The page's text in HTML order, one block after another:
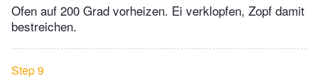
Ofen auf 200 Grad vorheizen. Ei verklopfen, Zopf damit
bestreichen.
Step 9